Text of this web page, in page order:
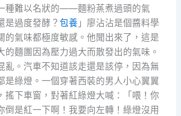
種難以名狀的——麵粉蒸煮過頭的氣
是過度發酵？包養 」廖沾沾是個醬料學
的氣味都極度敏感。他聞出來了，這是
的麵團因為壓力過大而散發出的氣味。
亂。汽車不知道該走還是該停，因為無
是綠燈。一個穿著西裝的男人小心翼翼
搖下車窗，對著紅綠燈大喊：「喂！你
倒是紅一下啊！我要向左轉！綠燈沒用